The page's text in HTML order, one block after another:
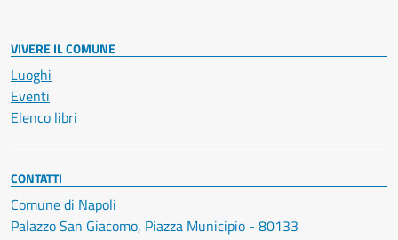
VIVERE IL COMUNE
Luoghi
Eventi
Elenco libri
CONTATTI
Comune di Napoli
Palazzo San Giacomo, Piazza Municipio - 80133